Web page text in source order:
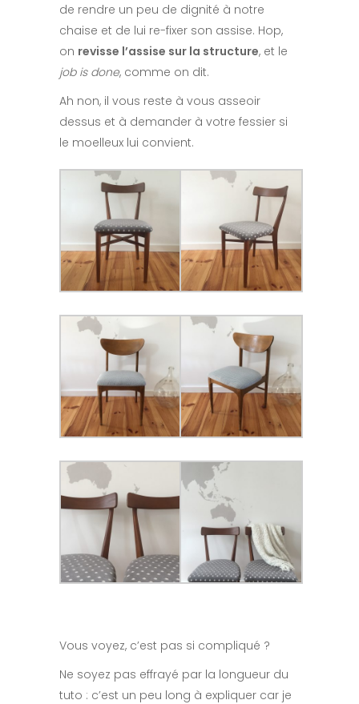
de rendre un peu de dignité à notre
chaise et de lui re-fixer son assise. Hop,
on revisse l’assise sur la structure, et le
job is done, comme on dit.
Ah non, il vous reste à vous asseoir
dessus et à demander à votre fessier si
le moelleux lui convient.
Vous voyez, c’est pas si compliqué ?
Ne soyez pas effrayé par la longueur du
tuto : c’est un peu long à expliquer car je